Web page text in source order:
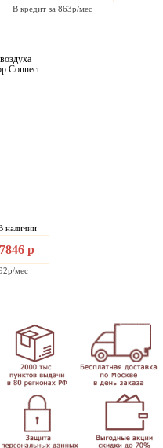
В кредит за 863р/мес
Connect
наличии
р
мес